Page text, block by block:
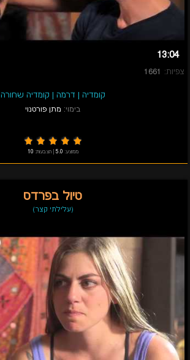
13:04
צפיות: 1661
קומדיה | דרמה | קומדיה שחורה
בימוי: מתן פורטנוי
ממוצע: 5.0
|הצבעות: 10
טיול בפרדס
(עלילתי קצר)